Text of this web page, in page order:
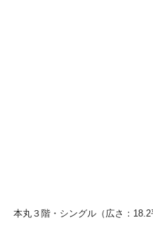
本丸３階・シングル（広さ：18.2